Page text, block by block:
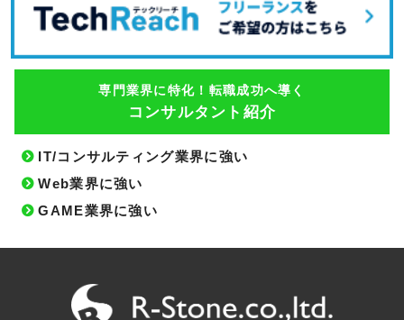
専門業界に特化！転職成功へ導く
コンサルタント紹介
IT/コンサルティング業界に強い
Web業界に強い
GAME業界に強い